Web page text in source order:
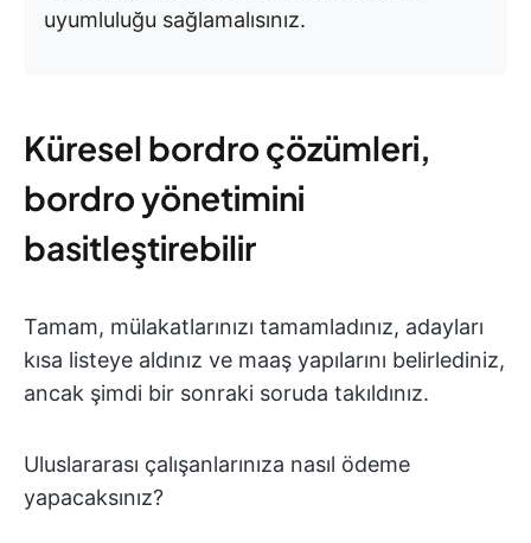
uyumluluğu sağlamalısınız.
Küresel bordro çözümleri,
bordro yönetimini
basitleştirebilir
Tamam, mülakatlarınızı tamamladınız, adayları
kısa listeye aldınız ve maaş yapılarını belirlediniz,
ancak şimdi bir sonraki soruda takıldınız.
Uluslararası çalışanlarınıza nasıl ödeme
yapacaksınız?